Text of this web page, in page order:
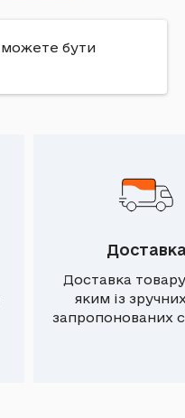
бути
Доставка
яким із
запропонованих